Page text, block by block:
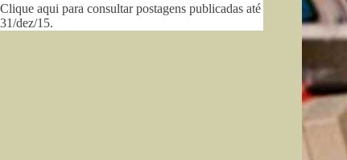
Clique aqui para consultar postagens publicadas até
31/dez/15.